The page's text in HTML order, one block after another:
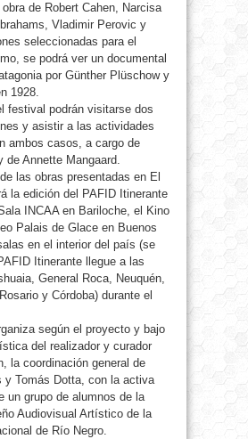
de Robert Cahen, Narcisa
Vladimir Perovic y
seleccionadas para el
se podrá ver un documental
por Günther Plüschow y
1928.
festival podrán visitarse dos
y asistir a las actividades
ambos casos, a cargo de
de Annette Mangaard.
las obras presentadas en El
la edición del PAFID Itinerante
INCAA en Bariloche, el Kino
Palais de Glace en Buenos
en el interior del país (se
Itinerante llegue a las
General Roca, Neuquén,
y Córdoba) durante el
según el proyecto y bajo
del realizador y curador
la coordinación general de
y Tomás Dotta, con la activa
un grupo de alumnos de la
Audiovisual Artístico de la
de Río Negro.